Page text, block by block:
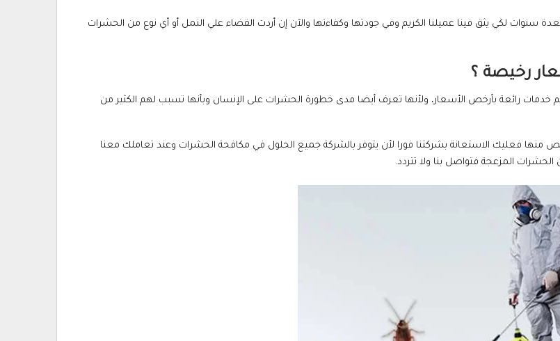
سنوات لكي يثق فينا عميلنا الكريم وفي جودتها وكفاءتها والآن إن أردت القضاء علي النمل أو أي نوع من الحشرات
رخيصة ؟
رائعة بأرخص الأسعار، ولأنها تعرف أيضا مدى خطورة الحشرات على الإنسان وبأنها تسبب لهم الكثير من
منها فعليك الاستعانة بشركتنا فورا لأن يتوفر بالشركة جميع الحلول في مكافحة الحشرات وعند تعاملك معنا
المزعجة فتواصل بنا ولا تتردد.